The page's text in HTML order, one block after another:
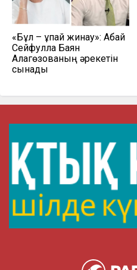
«Бұл – ұпай жинау»: Абай
Сейфулла Баян
Алагөзованың әрекетін
сынады